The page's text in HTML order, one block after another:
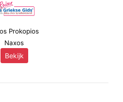
Prokopios
Naxos
Bekijk